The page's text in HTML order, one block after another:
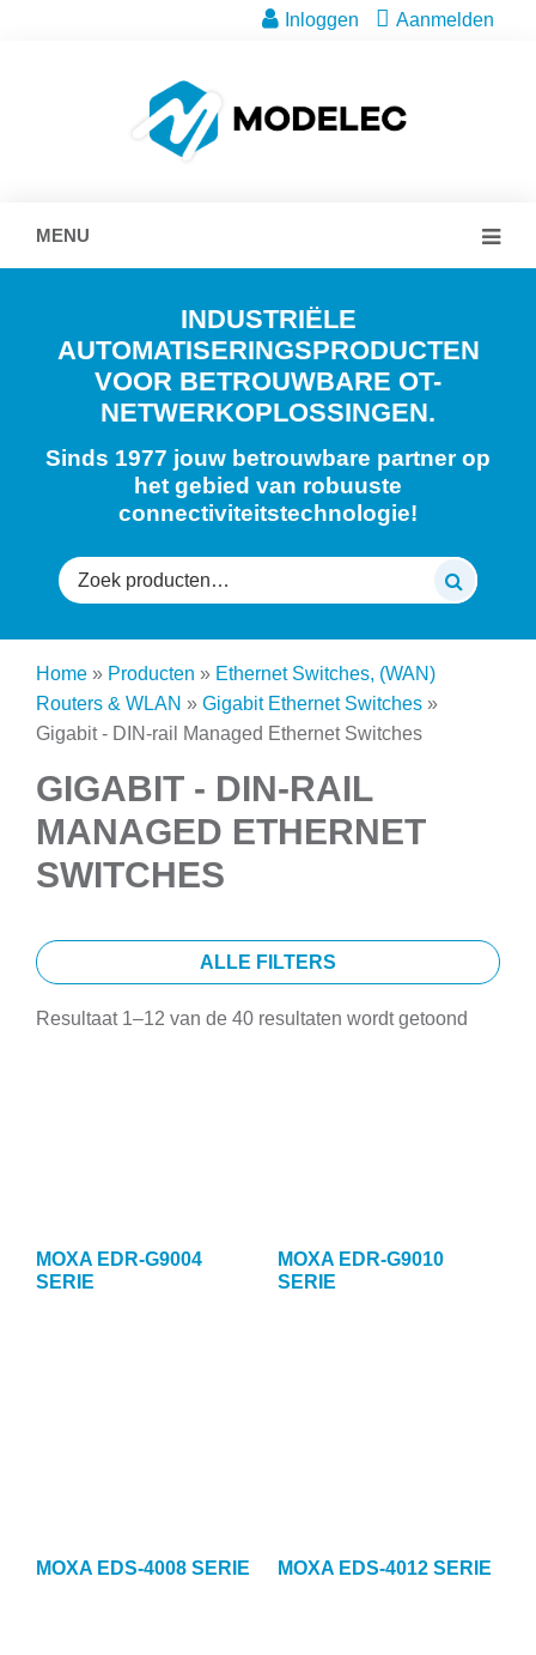
Inloggen Aanmelden
MENU
INDUSTRIËLE
AUTOMATISERINGSPRODUCTEN
VOOR BETROUWBARE OT-
NETWERKOPLOSSINGEN.
Sinds 1977 jouw betrouwbare partner op
het gebied van robuuste
connectiviteitstechnologie!
Zoeken
naar:
Home » Producten » Ethernet Switches, (WAN)
Routers & WLAN » Gigabit Ethernet Switches »
Gigabit - DIN-rail Managed Ethernet Switches
GIGABIT - DIN-RAIL
MANAGED ETHERNET
SWITCHES
ALLE FILTERS
Resultaat 1–12 van de 40 resultaten wordt getoond
MOXA EDR-G9004
SERIE
MOXA EDR-G9010
SERIE
MOXA EDS-4008 SERIE MOXA EDS-4012 SERIE